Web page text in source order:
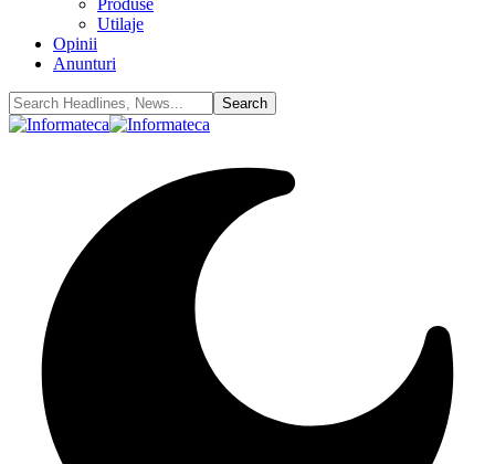
Produse
Utilaje
Opinii
Anunturi